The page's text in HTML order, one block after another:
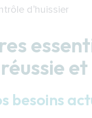
d’huissier
besoins